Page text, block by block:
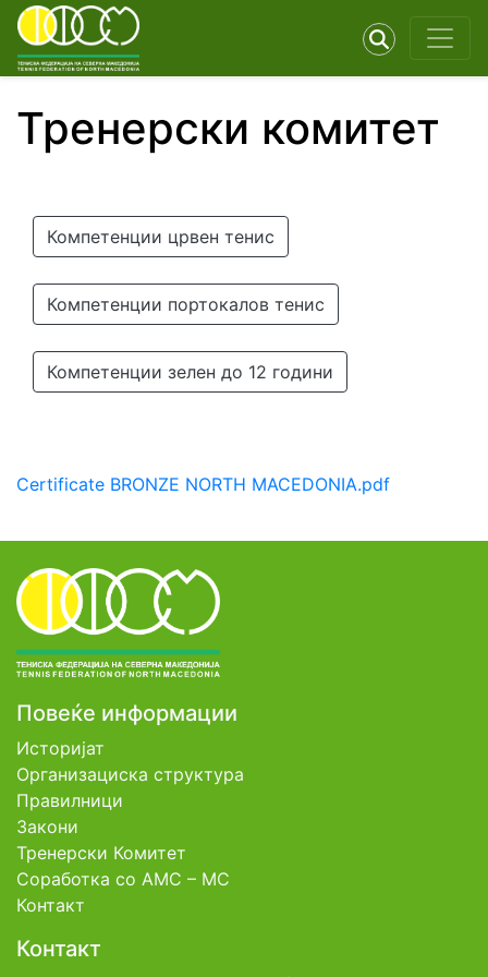
Тренерски комитет
Компетенции црвен тенис
Компетенции портокалов тенис
Компетенции зелен до 12 години
Certificate BRONZE NORTH MACEDONIA.pdf
Повеќе информации
Историјат
Организациска структура
Правилници
Закони
Тренерски Комитет
Соработка со АМС – МС
Контакт
Контакт